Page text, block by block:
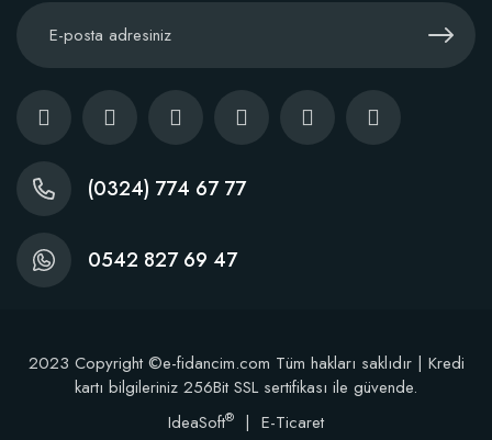
107,89 TL
(0324) 774 67 77
0542 827 69 47
2023 Copyright ©e-fidancim.com Tüm hakları saklıdır | Kredi
kartı bilgileriniz 256Bit SSL sertifikası ile güvende.
IdeaSoft® | E-Ticaret